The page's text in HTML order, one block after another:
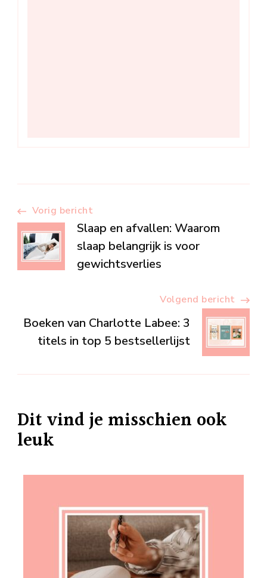
Berichtnavigatie
Vorig bericht
Slaap en afvallen: Waarom
slaap belangrijk is voor
gewichtsverlies
Volgend bericht
Boeken van Charlotte Labee: 3
titels in top 5 bestsellerlijst
Dit vind je misschien ook
leuk